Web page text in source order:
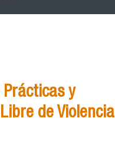
y
de Violencia